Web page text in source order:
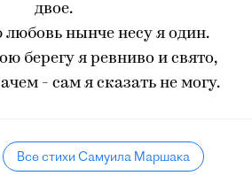
двое.
нынче несу я один.
берегу я ревниво и свято,
- сам я сказать не могу.
Все стихи Самуила Маршака